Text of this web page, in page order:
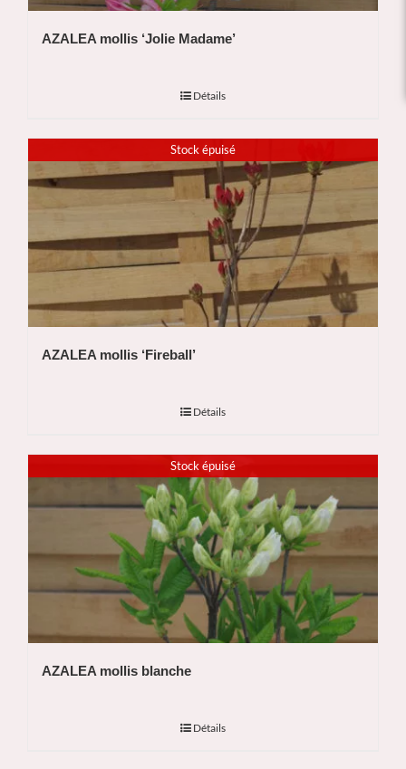
AZALEA mollis ‘Jolie Madame’
Détails
Stock épuisé
AZALEA mollis ‘Fireball’
Détails
Stock épuisé
AZALEA mollis blanche
Détails